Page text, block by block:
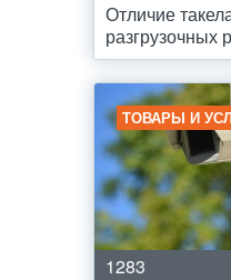
Отличие
разгрузочных
ТОВАРЫ И
1283